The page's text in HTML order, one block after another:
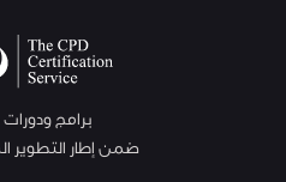
برامج
ضمن إطار التطوير